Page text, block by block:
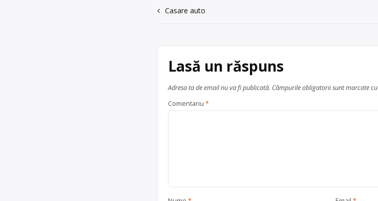
Navigare
Casare auto
Lasă un răspuns
Adresa ta de email nu va fi publicată. Câmpurile obligatorii sunt marcate cu
Comentariu *